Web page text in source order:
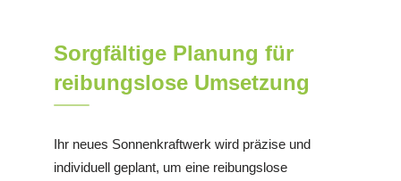
Sorgfältige Planung für
reibungslose Umsetzung
Ihr neues Sonnenkraftwerk wird präzise und
individuell geplant, um eine reibungslose